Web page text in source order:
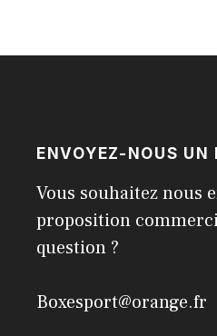
ENVOYEZ-NOUS UN
Vous souhaitez nous
proposition
question ?
Boxesport@orange.fr